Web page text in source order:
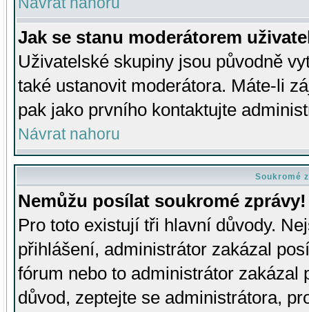
Jak se stanu moderátorem
Uživatelské skupiny jsou původně
také ustanovit moderátora. Máte-li
pak jako prvního kontaktujte
Návrat nahoru
Soukromé
Nemůžu posílat soukromé zprávy!
Pro toto existují tři hlavní důvody.
přihlášení, administrátor zakázal
fórum nebo to administrátor zakázal
důvod, zeptejte se administrátora,